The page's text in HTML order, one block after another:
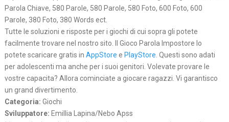
Parola Chiave, 580 Parole, 580 Parole, 580 Foto, 600 Foto, 600
Parole, 380 Foto, 380 Words ect.
Tutte le soluzioni e risposte per i giochi di cui sopra gli potete
facilmente trovare nel nostro sito. Il Gioco Parola Impostore lo
potete scaricare gratis in AppStore e PlayStore. Questi sono adati
per adolescenti ma anche per i suoi genitori. Volevate provare le
vostre capacita? Allora cominciate a giocare ragazzi. Vi garantisco
un grand divertimento.
Categoria: Giochi
Sviluppatore: Emillia Lapina/Nebo Apss